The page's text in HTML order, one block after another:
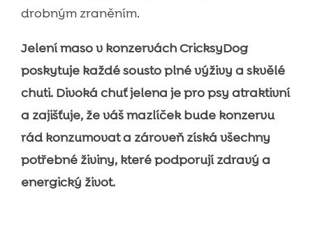
drobným zraněním.
Jelení maso v konzervách CricksyDog
poskytuje každé sousto plné výživy a skvělé
chuti. Divoká chuť jelena je pro psy atraktivní
a zajišťuje, že váš mazlíček bude konzervu
rád konzumovat a zároveň získá všechny
potřebné živiny, které podporují zdravý a
energický život.